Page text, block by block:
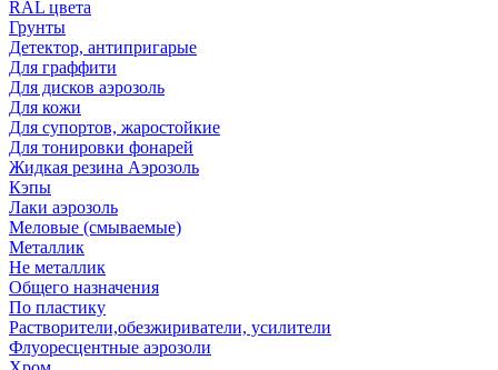
RAL цвета
Грунты
Детектор, антипригарые
Для граффити
Для дисков аэрозоль
Для кожи
Для супортов, жаростойкие
Для тонировки фонарей
Жидкая резина Аэрозоль
Кэпы
Лаки аэрозоль
Меловые (смываемые)
Металлик
Не металлик
Общего назначения
По пластику
Растворители,обезжириватели, усилители
Флуоресцентные аэрозоли